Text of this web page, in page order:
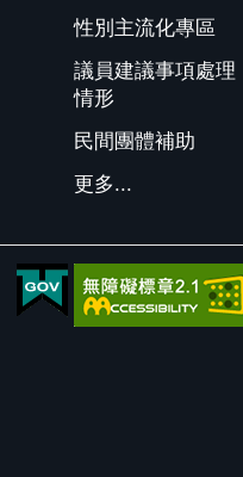
性別主流化專區
議員建議事項處理
情形
民間團體補助
更多...